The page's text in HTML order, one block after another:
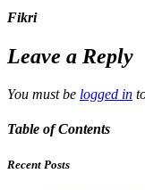
Fikri
Leave a Reply
You must be logged in
Table of Contents
Recent Posts